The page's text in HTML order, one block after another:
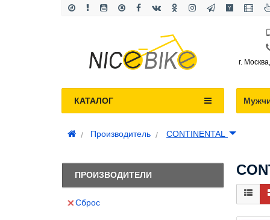
г.
КАТАЛОГ
Производитель CONTINENTAL
ПРОИЗВОДИТЕЛИ
Сброс